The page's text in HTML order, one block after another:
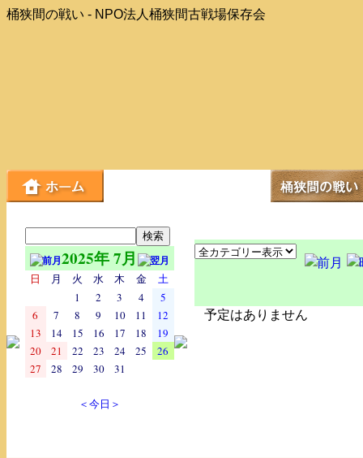
桶狭間の戦い - NPO法人桶狭間古戦場保存会
2025年 7月
日 月 火 水 木 金
土
1
2 3 4
5
6
7 8 9 10 11
12
13
14 15 16 17 18
19
20
21 22 23 24 25
26
27
28 29 30 31
＜今日＞
予定はありません